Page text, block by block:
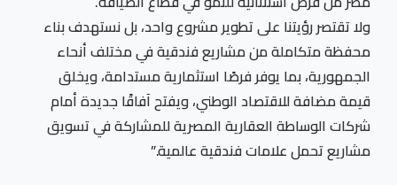
ولا تقتصر رؤيتنا على تطوير مشروع واحد، بل نستهدف بناء
محفظة متكاملة من مشاريع فندقية في مختلف أنحاء
الجمهورية، بما يوفر فرصًا استثمارية مستدامة، ويخلق
قيمة مضافة للاقتصاد الوطني، ويفتح آفاقًا جديدة أمام
شركات الوساطة العقارية المصرية للمشاركة في تسويق
مشاريع تحمل علامات فندقية عالمية.”